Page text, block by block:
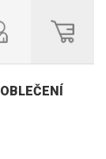
OBLEČENÍ